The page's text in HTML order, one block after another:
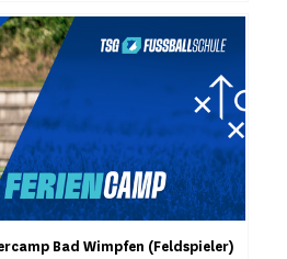
Bad Wimpfen (Feldspieler)